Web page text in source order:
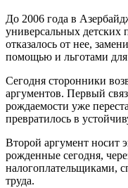
До 2006 года в
универсальных детских
отказалось от нее,
помощью и льготами для
Сегодня сторонники
аргументов. Первый
рождаемости уже
превратилось в
Второй аргумент носит
рожденные сегодня,
налогоплательщиками,
труда.